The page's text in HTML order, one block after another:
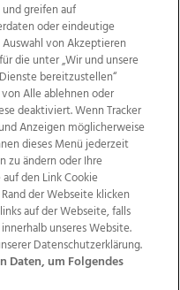
Kontakt
Jobs
AGB Anzeigekunden
Politische Werbung
greifen auf
oder eindeutige
von Akzeptieren
die unter „Wir und unsere
bereitzustellen“
Alle ablehnen oder
deaktiviert. Wenn Tracker
Anzeigen möglicherweise
dieses Menü jederzeit
zu ändern oder Ihre
den Link Cookie
der Webseite klicken
auf der Webseite, falls
unseres Website.
Datenschutzerklärung.
Daten, um Folgendes